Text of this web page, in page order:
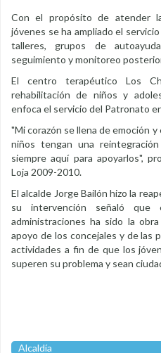
Con el propósito de atender
jóvenes se ha ampliado el
talleres, grupos de
seguimiento y monitoreo
El centro terapéutico Los
rehabilitación de niños y
enfoca el servicio del Patronato
"Mi corazón se llena de emoción
niños tengan una
siempre aquí para apoyarlos",
Loja 2009-2010.
El alcalde Jorge Bailón hizo la
su intervención señaló que
administraciones ha sido la
apoyo de los concejales y de las
actividades a fin de que los
superen su problema y sean
Alcaldía